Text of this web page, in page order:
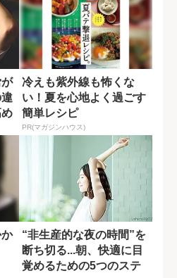
冷えも紫外線も怖くな
い！夏を心地よく過ごす
簡単レシピ
PR(マガジンハウス)
“非生産的な夜の時間”を
断ち切る...朝、快適に目
覚めるための5つのステ